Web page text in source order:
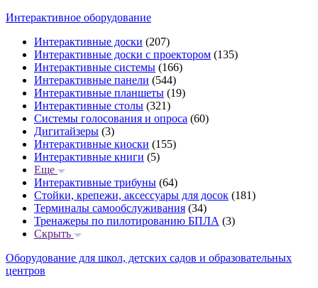
Интерактивное оборудование
Интерактивные доски (207)
Интерактивные доски с проектором (135)
Интерактивные системы (166)
Интерактивные панели (544)
Интерактивные планшеты (19)
Интерактивные столы (321)
Системы голосования и опроса (60)
Дигитайзеры (3)
Интерактивные киоски (155)
Интерактивные книги (5)
Еще
Интерактивные трибуны (64)
Стойки, крепежи, аксессуары для досок (181)
Терминалы самообслуживания (34)
Тренажеры по пилотированию БПЛА (3)
Скрыть
Оборудование для школ, детских садов и образовательных
центров